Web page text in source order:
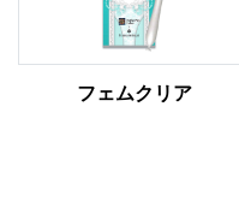
フェムクリア